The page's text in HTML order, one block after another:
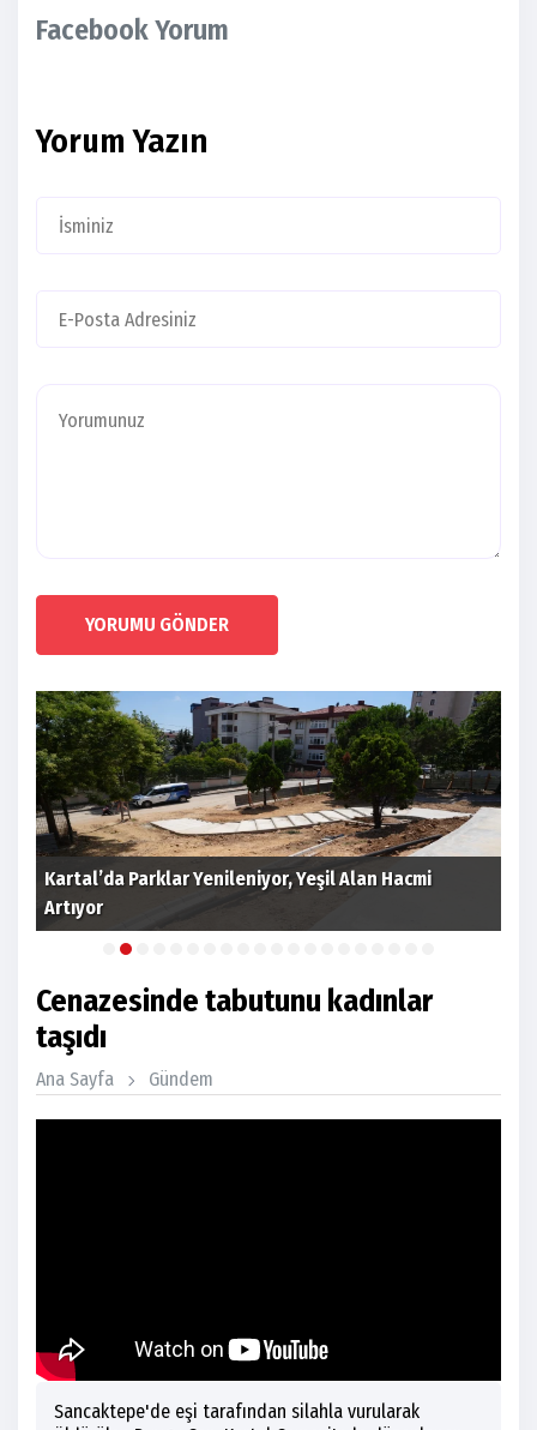
Facebook Yorum
Yorum Yazın
YORUMU GÖNDER
Kartal’da Parklar Yenileniyor, Yeşil Alan Hacmi
Artıyor
Cenazesinde tabutunu kadınlar
taşıdı
Ana Sayfa Gündem
Sancaktepe'de eşi tarafından silahla vurularak